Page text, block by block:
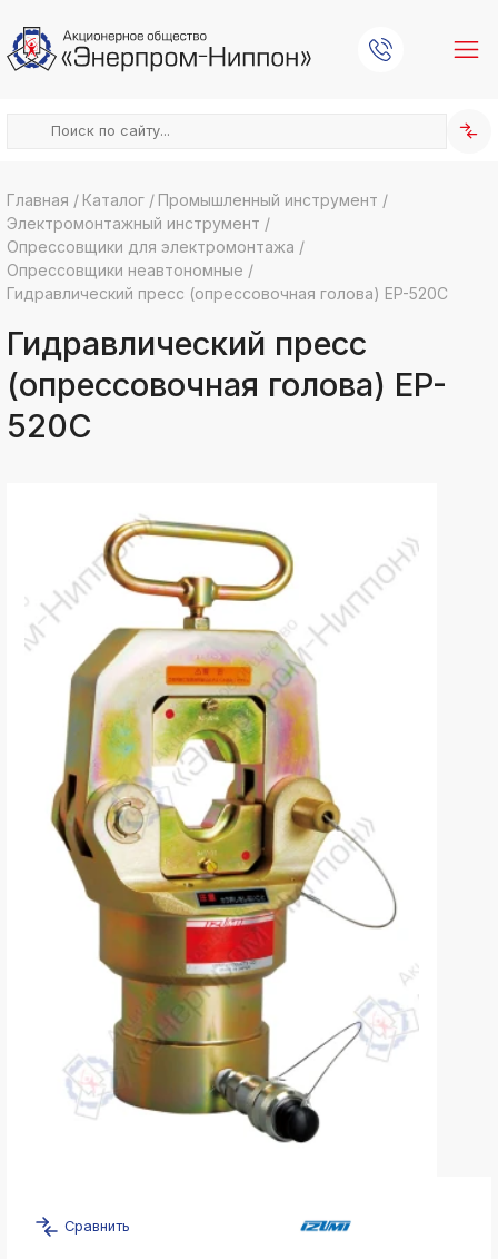
k
ksldkfjsdlfkjsls;ldfkgjsdl;kfkфыва
k
ksldkfjsdlfkjsls;ldfkgjsdl;kfkфыва
ksldkfjsdlfkjsls;ldfkgjsdl;kfkфыва
ksldkfjsdlfkjsls;ldfkgjsdl;kfkфыва
ksldkfjsdlfkjsls;ldfkgjsdl;kfkфыва
k
ksldkfjsdlfkjsls;ldfkgjsdl;kfkфыва
ksldkfjsdlfkjsls;ldfkgjsdl;kfkфыва
ksldkfjsdlfkjsls;ldfkgjsdl;kfkфыва
k
ksldkfjsdlfkjsls;ldfkgjsdl;kfkфыва
k
ksldkfjsdlfkjsls;ldfkgjsdl;kfkфыва
ksldkfjsdlfkjsls;ldfkgjsdl;kfkфыва
ksldkfjsdlfkjsls;ldfkgjsdl;kfkфыва
ksldkfjsdlfkjsls;ldfkgjsdl;kfkфыва
k
ksldkfjsdlfkjsls;ldfkgjsdl;kfkфыва
ksldkfjsdlfkjsls;ldfkgjsdl;kfkфыва
ksldkfjsdlfkjsls;ldfkgjsdl;kfkфыва
k
Главная / Каталог / Промышленный инструмент /
Электромонтажный инструмент /
Опрессовщики для электромонтажа /
Опрессовщики неавтономные /
Гидравлический пресс (опрессовочная голова) EP-520C
Гидравлический пресс
(опрессовочная голова) EP-
520C
Сравнить